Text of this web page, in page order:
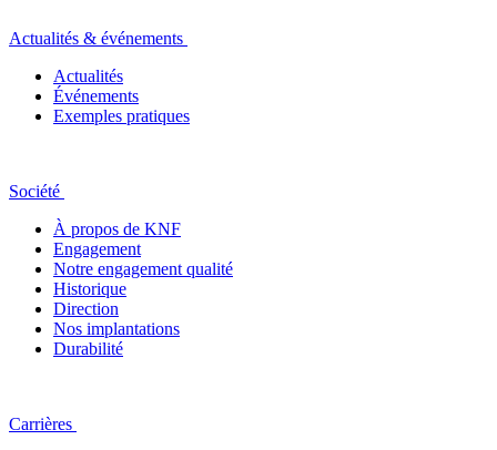
Actualités & événements
Actualités
Événements
Exemples pratiques
Société
À propos de KNF
Engagement
Notre engagement qualité
Historique
Direction
Nos implantations
Durabilité
Carrières